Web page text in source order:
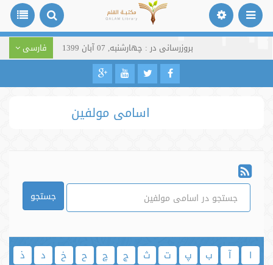
بروزرسانی در : چهارشنبه, 07 آبان 1399 فارسی
اسامی مولفین
جستجو
ا آ ب پ ت ث ج چ ح خ د
ذ